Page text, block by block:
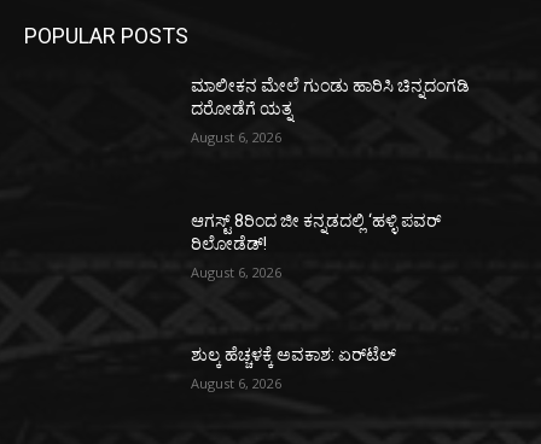
POPULAR POSTS
ಮಾಲೀಕನ ಮೇಲೆ ಗುಂಡು ಹಾರಿಸಿ ಚಿನ್ನದಂಗಡಿ
ದರೋಡೆಗೆ ಯತ್ನ
August 6, 2026
ಆಗಸ್ಟ್ 8ರಿಂದ ಜೀ ಕನ್ನಡದಲ್ಲಿ ‘ಹಳ್ಳಿ ಪವರ್
ರಿಲೋಡೆಡ್!
August 6, 2026
ಶುಲ್ಕ ಹೆಚ್ಚಳಕ್ಕೆ ಅವಕಾಶ: ಏರ್‌ಟೆಲ್
August 6, 2026